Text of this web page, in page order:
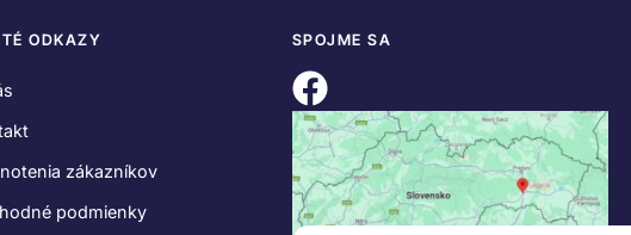
ODKAZY
zákazníkov
podmienky
SPOJME SA